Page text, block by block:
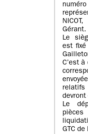
NICOT,
Gérant.
Le
est
C’est
Le
GTC de